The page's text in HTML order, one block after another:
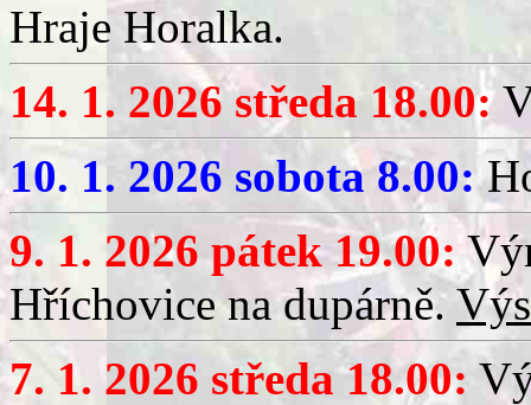
Hraje Horalka.
14. 1. 2026 středa 18.00:
10. 1. 2026 sobota 8.00:
9. 1. 2026 pátek 19.00:
Hříchovice na dupárně.
7. 1. 2026 středa 18.00: